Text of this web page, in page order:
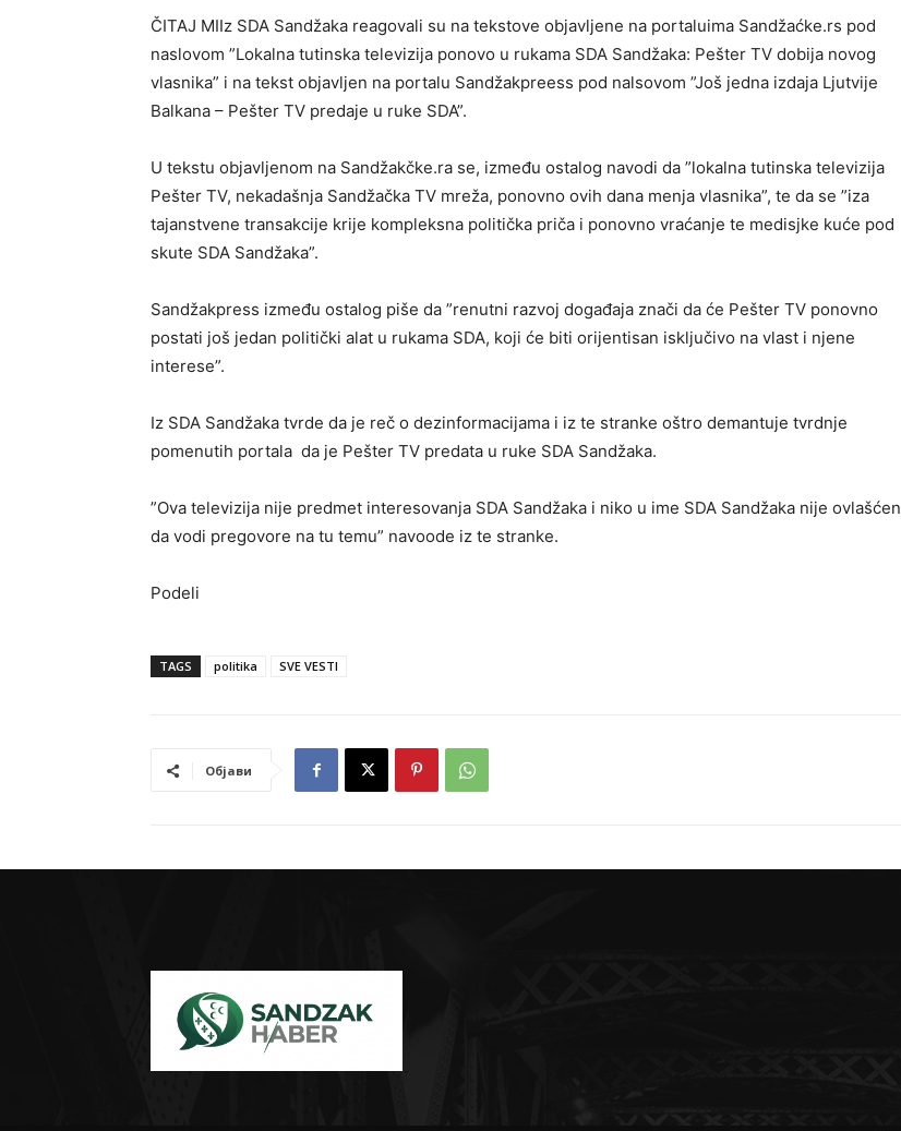
ČITAJ MIIz SDA Sandžaka reagovali su na tekstove objavljene na portaluima Sandžaćke.rs pod
naslovom ”Lokalna tutinska televizija ponovo u rukama SDA Sandžaka: Pešter TV dobija novog
vlasnika” i na tekst objavljen na portalu Sandžakpreess pod nalsovom ”Još jedna izdaja Ljutvije
Balkana – Pešter TV predaje u ruke SDA”.
U tekstu objavljenom na Sandžakčke.ra se, između ostalog navodi da ”lokalna tutinska televizija
Pešter TV, nekadašnja Sandžačka TV mreža, ponovno ovih dana menja vlasnika”, te da se ”iza
tajanstvene transakcije krije kompleksna politička priča i ponovno vraćanje te medisjke kuće pod
skute SDA Sandžaka”.
Sandžakpress između ostalog piše da ”renutni razvoj događaja znači da će Pešter TV ponovno
postati još jedan politički alat u rukama SDA, koji će biti orijentisan isključivo na vlast i njene
interese”.
Iz SDA Sandžaka tvrde da je reč o dezinformacijama i iz te stranke oštro demantuje tvrdnje
pomenutih portala da je Pešter TV predata u ruke SDA Sandžaka.
”Ova televizija nije predmet interesovanja SDA Sandžaka i niko u ime SDA Sandžaka nije ovlašćen
da vodi pregovore na tu temu” navoode iz te stranke.
Podeli
TAGS politika SVE VESTI
Објави